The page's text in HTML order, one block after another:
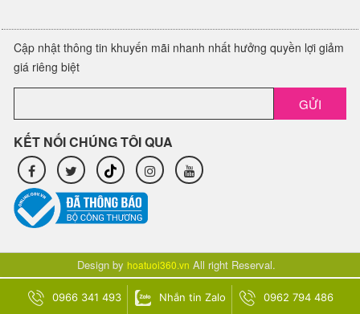
Cập nhật thông tin khuyến mãi nhanh nhất hưởng quyền lợi giảm
giá riêng biệt
GỬI
KẾT NỐI CHÚNG TÔI QUA
Design by hoatuoi360.vn All right Reserval.
0966 341 493 Nhắn tin Zalo 0962 794 486